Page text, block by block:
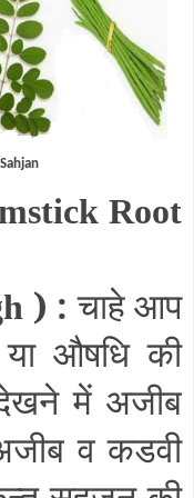
Root
) :चाहे आप
या औषधि की
में अजीब
व कडवी